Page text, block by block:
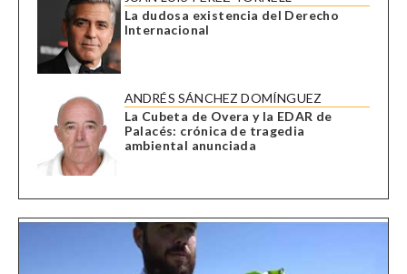
La dudosa existencia del Derecho
Internacional
ANDRÉS SÁNCHEZ DOMÍNGUEZ
La Cubeta de Overa y la EDAR de
Palacés: crónica de tragedia
ambiental anunciada